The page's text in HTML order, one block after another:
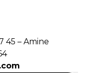
45 – Amine